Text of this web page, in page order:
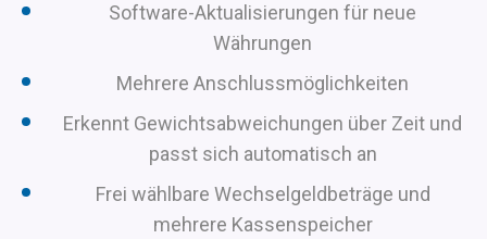
Software-Aktualisierungen für neue
Währungen
Mehrere Anschlussmöglichkeiten
Erkennt Gewichtsabweichungen über Zeit und
passt sich automatisch an
Frei wählbare Wechselgeldbeträge und
mehrere Kassenspeicher